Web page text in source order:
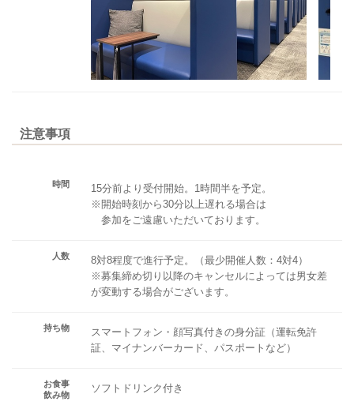
注意事項
時間
15分前より受付開始。1時間半を予定。
※開始時刻から30分以上遅れる場合は
参加をご遠慮いただいております。
人数
8対8程度で進行予定。（最少開催人数：4対4）
※募集締め切り以降のキャンセルによっては男女差
が変動する場合がございます。
持ち物
スマートフォン・顔写真付きの身分証（運転免許
証、マイナンバーカード、パスポートなど）
お食事
飲み物
ソフトドリンク付き